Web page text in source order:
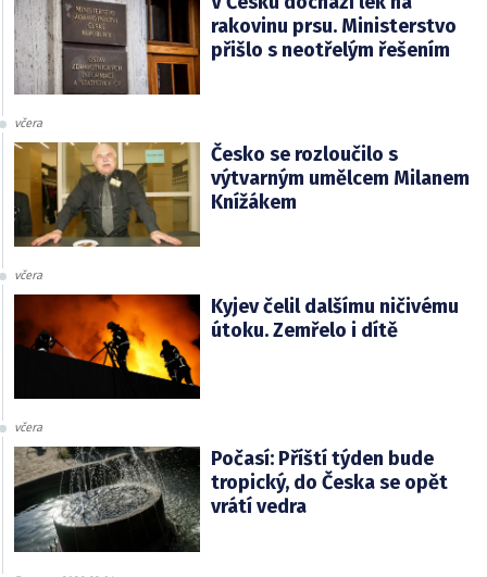
rakovinu prsu. Ministerstvo
přišlo s neotřelým řešením
včera
Česko se rozloučilo s
výtvarným umělcem Milanem
Knížákem
včera
Kyjev čelil dalšímu ničivému
útoku. Zemřelo i dítě
včera
Počasí: Příští týden bude
tropický, do Česka se opět
vrátí vedra